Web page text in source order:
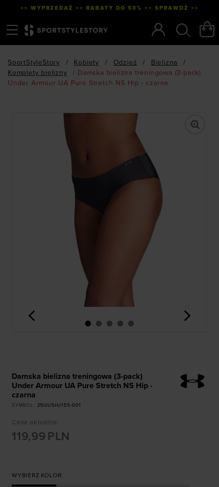
<< WYPRZEDAŻ >> RABATY DO 50% >> SPRAWDŹ >>
SportStyleStory / Kobiety / Odzież / Bielizna
/
Komplety bielizny
/ Damska bielizna treningowa (3-pack)
Under Armour UA Pure Stretch NS Hip - czarna
<
Damska bielizna treningowa (3-pack)
Under Armour UA Pure Stretch NS Hip -
czarna
SYMBOL 25UUSHJ155-001
Cena aktualna:
119,99 PLN
WYBIERZ KOLOR: